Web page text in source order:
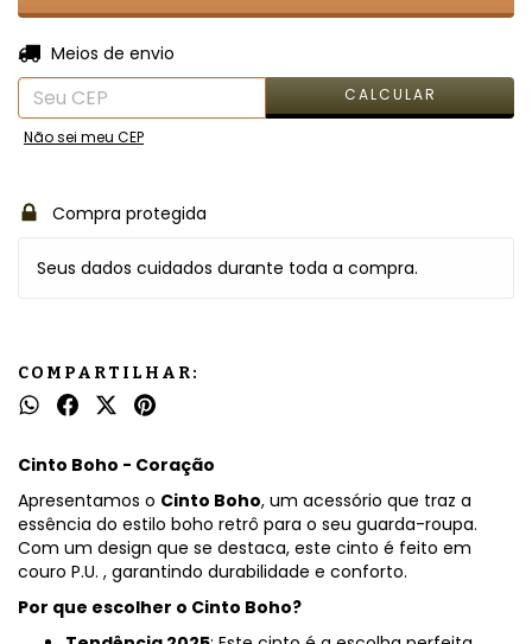
Entregas para o CEP:
Meios de envio
CALCULAR
Não sei meu CEP
Compra protegida
Seus dados cuidados durante toda a compra.
COMPARTILHAR:
Cinto Boho - Coração
Apresentamos o Cinto Boho, um acessório que traz a
essência do estilo boho retrô para o seu guarda-roupa.
Com um design que se destaca, este cinto é feito em
couro P.U. , garantindo durabilidade e conforto.
Por que escolher o Cinto Boho?